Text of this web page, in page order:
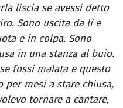
liscia se avessi detto
Sono uscita da lì e
e in colpa. Sono
in una stanza al buio.
fossi malata e questo
mesi a stare chiusa,
tornare a cantare,